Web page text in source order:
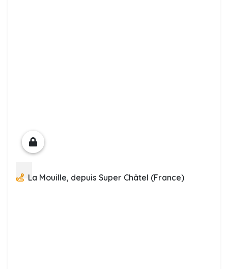
La Mouille, depuis Super Châtel (France)